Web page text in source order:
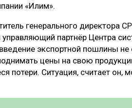
«Илим».
генерального директора
управляющий партнёр Центра
экспортной пошлины
цены на свою
потери. Ситуация, считает